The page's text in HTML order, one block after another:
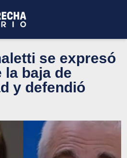
se expresó
la baja de
y defendió